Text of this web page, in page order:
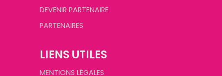
DEVENIR PARTENAIRE
PARTENAIRES
LIENS UTILES
MENTIONS LÉGALES